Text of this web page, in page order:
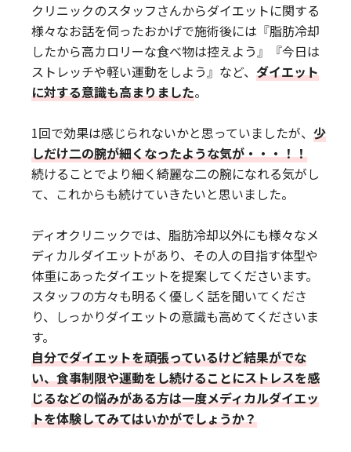
クリニックのスタッフさんからダイエットに関する
様々なお話を伺ったおかげで施術後には『脂肪冷却
したから高カロリーな食べ物は控えよう』『今日は
ストレッチや軽い運動をしよう』など、 ダイエット
に対する意識も高まりました。
1回で効果は感じられないかと思っていましたが、 少
しだけ二の腕が細くなったような気が・・・！！
続けることでより細く綺麗な二の腕になれる気がし
て、これからも続けていきたいと思いました。
ディオクリニックでは、脂肪冷却以外にも様々なメ
ディカルダイエットがあり、その人の目指す体型や
体重にあったダイエットを提案してくださいます。
スタッフの方々も明るく優しく話を聞いてくださ
り、しっかりダイエットの意識も高めてくださいま
す。
自分でダイエットを頑張っているけど結果がでな
い、食事制限や運動をし続けることにストレスを感
じるなどの悩みがある方は一度メディカルダイエッ
トを体験してみてはいかがでしょうか？